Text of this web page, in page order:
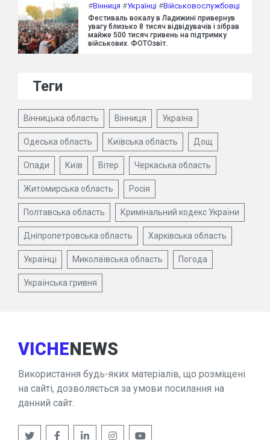
#Вінниця #Українці #Військовослужбовці
Фестиваль вокалу в Ладижині привернув
увагу близько 8 тисяч відвідувачів і зібрав
майже 500 тисяч гривень на підтримку
військових. ФОТОзвіт.
Теги
Вінницька область Вінниця Україна
Одеська область Київська область Дощ
Опади Київ Вітер Черкаська область
Житомирська область Росія
Полтавська область Кримінальний кодекс України
Дніпропетровська область Харківська область
Українці Миколаївська область Погода
Українська гривня
VICHENEWS
Використання будь-яких матеріалів, що розміщені
на сайті, дозволяється за умови посилання на
данний сайт.